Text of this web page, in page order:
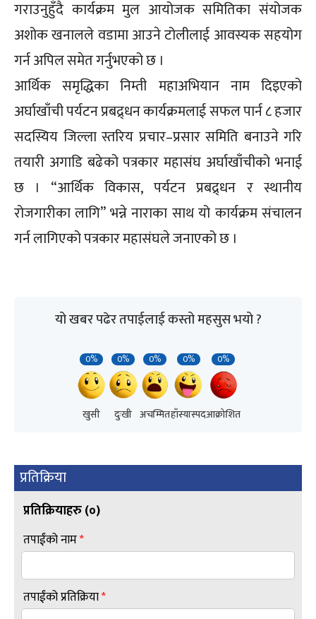
गराउनुहुँदै कार्यक्रम मुल आयोजक समितिका संयोजक
अशोक खनालले वडामा आउने टोलीलाई आवस्यक सहयोग
गर्न अपिल समेत गर्नुभएको छ ।
आर्थिक समृद्धिका निम्ती महाअभियान नाम दिइएको
अर्घाखाँची पर्यटन प्रबद्र्धन कार्यक्रमलाई सफल पार्न ८ हजार
सदस्यिय जिल्ला स्तरिय प्रचार–प्रसार समिति बनाउने गरि
तयारी अगाडि बढेको पत्रकार महासंघ अर्घाखाँचीको भनाई
छ । “आर्थिक विकास, पर्यटन प्रबद्र्धन र स्थानीय
रोजगारीका लागि” भन्ने नाराका साथ यो कार्यक्रम संचालन
गर्न लागिएको पत्रकार महासंघले जनाएको छ ।
यो खबर पढेर तपाईलाई कस्तो महसुस भयो ?
0%
खुसी
0%
दुःखी
0%
अचम्मित
0%
हाँस्यास्पद
0%
आक्रोशित
प्रतिक्रिया
प्रतिक्रियाहरु (०)
तपाईंको नाम*
तपाईंको प्रतिक्रिया*